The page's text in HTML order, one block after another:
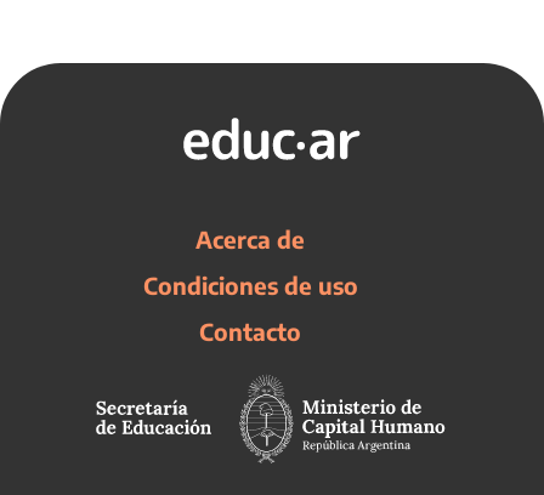
Acerca de
Condiciones de uso
Contacto